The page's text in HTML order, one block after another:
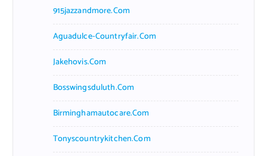
915jazzandmore.com
Aguadulce-Countryfair.com
Jakehovis.com
Bosswingsduluth.com
Birminghamautocare.com
Tonyscountrykitchen.com